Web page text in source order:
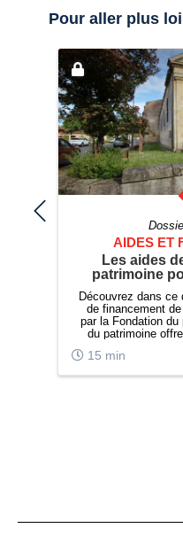
Pour aller plus
AIDES ET
Les aides
patrimoine
Découvrez dans
de financement
par la Fondation
du patrimoine
collectivités et
sauvegarde et la
public
15 min